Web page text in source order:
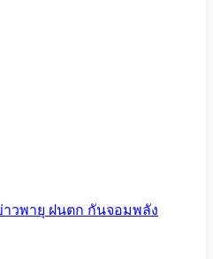
วพายุ ฝนตก กันจอมพลัง